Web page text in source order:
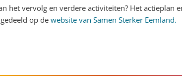
het vervolg en verdere activiteiten? Het actieplan
op dewebsite van Samen Sterker Eemland.